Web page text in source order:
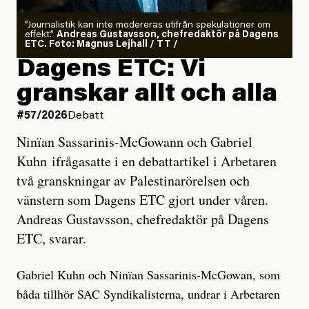
”Journalistik kan inte modereras utifrån spekulationer om
effekt.” Andreas Gustavsson, chefredaktör på Dagens
ETC. Foto: Magnus Lejhall / TT /
Dagens ETC: Vi
granskar allt och alla
#57/2026 Debatt
Ninïan Sassarinis-McGowann och Gabriel
Kuhn ifrågasatte i en debattartikel i Arbetaren
två granskningar av Palestinarörelsen och
vänstern som Dagens ETC gjort under våren.
Andreas Gustavsson, chefredaktör på Dagens
ETC, svarar.
Gabriel Kuhn och Ninïan Sassarinis-McGowan, som
båda tillhör SAC Syndikalisterna, undrar i Arbetaren